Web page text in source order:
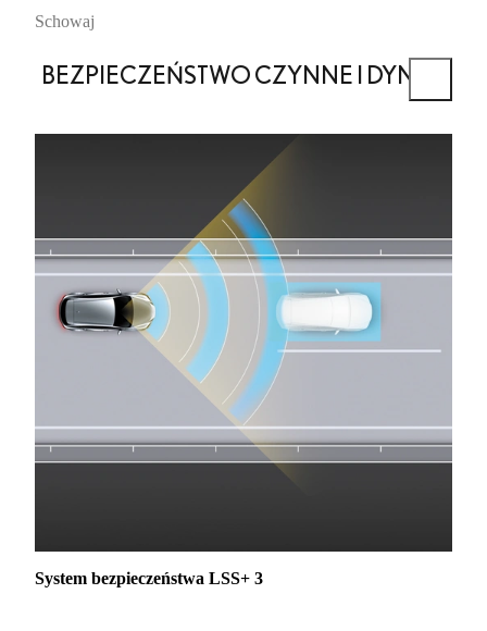
Schowaj
BEZPIECZEŃSTWO CZYNNE I
System bezpieczeństwa LSS+ 3